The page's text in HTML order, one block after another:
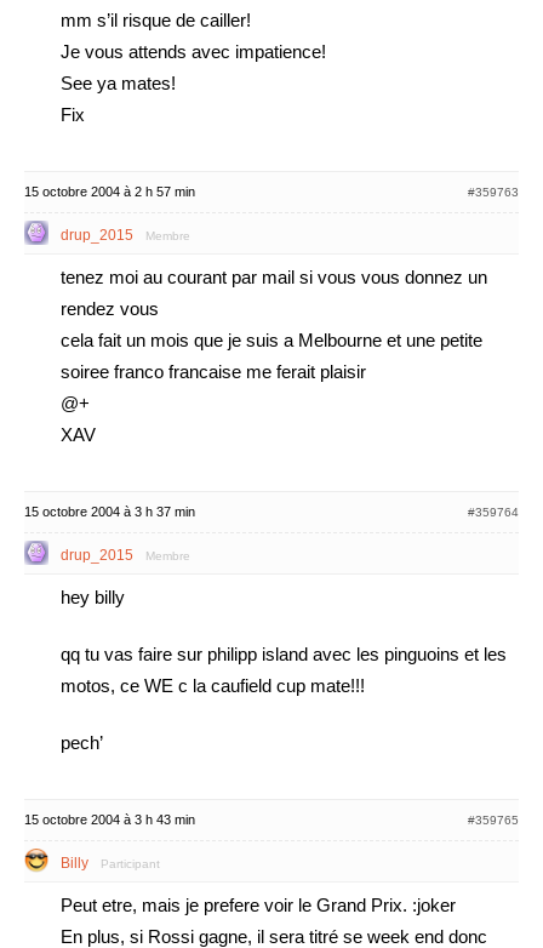
mm s’il risque de cailler!
Je vous attends avec impatience!
See ya mates!
Fix
15 octobre 2004 à 2 h 57 min #359763
drup_2015 Membre
tenez moi au courant par mail si vous vous donnez un
rendez vous
cela fait un mois que je suis a Melbourne et une petite
soiree franco francaise me ferait plaisir
@+
XAV
15 octobre 2004 à 3 h 37 min #359764
drup_2015 Membre
hey billy
qq tu vas faire sur philipp island avec les pinguoins et les
motos, ce WE c la caufield cup mate!!!
pech’
15 octobre 2004 à 3 h 43 min #359765
Billy Participant
Peut etre, mais je prefere voir le Grand Prix. :joker
En plus, si Rossi gagne, il sera titré se week end donc